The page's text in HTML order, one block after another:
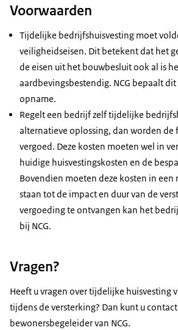
Voorwaarden
Tijdelijke bedrijfshuisvesting moet
veiligheidseisen. Dit betekent dat het
de eisen uit het bouwbesluit ook al is
aardbevingsbestendig. NCG bepaalt dit
opname.
Regelt een bedrijf zelf tijdelijke
alternatieve oplossing, dan worden de
vergoed. Deze kosten moeten wel in
huidige huisvestingskosten en de
Bovendien moeten deze kosten in
staan tot de impact en duur van de
vergoeding te ontvangen kan het
bij NCG.
Vragen?
Heeft u vragen over tijdelijke huisvesting
tijdens de versterking? Dan kunt u
bewonersbegeleider van NCG.